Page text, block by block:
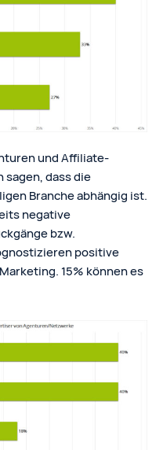
und Affiliate-
sagen, dass die
Branche abhängig ist.
negative
bzw.
positive
15% können es